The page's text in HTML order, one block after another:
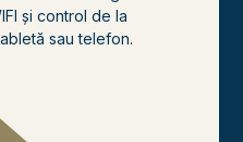
şi control de la
sau telefon.